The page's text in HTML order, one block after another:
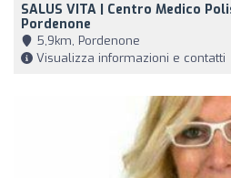
SALUS VITA | Centro Medico
Pordenone
5,9km, Pordenone
Visualizza informazioni e contatti